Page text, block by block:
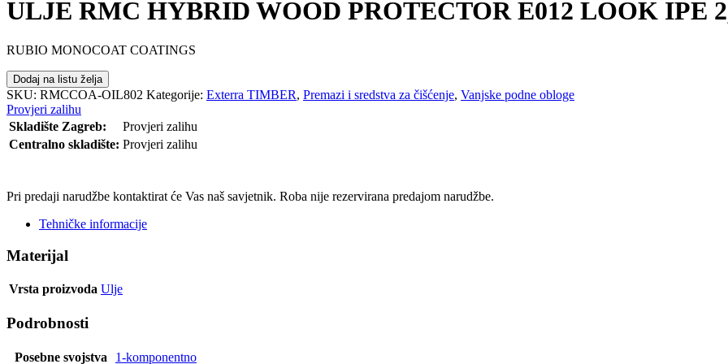
ULJE RMC HYBRID WOOD PROTECTOR E012 LOOK IPE
RUBIO MONOCOAT COATINGS
Dodaj na listu želja
SKU: RMCCOA-OIL802 Kategorije: Exterra TIMBER, Premazi i sredstva za čišćenje, Vanjske podne obloge
Provjeri zalihu
Skladište Zagreb:
Provjeri zalihu
Centralno skladište: Provjeri zalihu
Pri predaji narudžbe kontaktirat će Vas naš savjetnik. Roba nije rezervirana predajom narudžbe.
Tehničke informacije
Materijal
Vrsta proizvoda Ulje
Podrobnosti
Posebne svojstva 1-komponentno